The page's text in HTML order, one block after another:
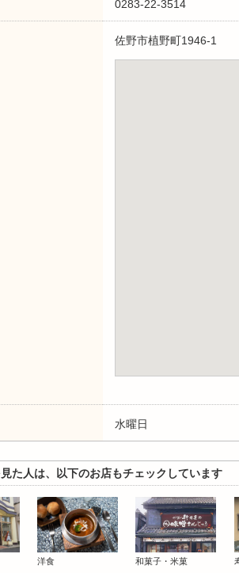
0283-22-3514
佐野市植野町1946-1
水曜日
た人は、以下のお店もチェックしています
洋食
和菓子・米菓